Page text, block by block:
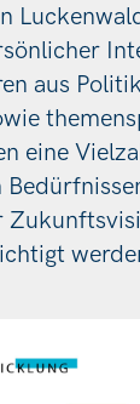
aus
eine